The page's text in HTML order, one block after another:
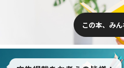
この本、み